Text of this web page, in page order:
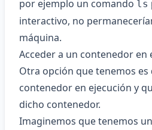
por ejemplo un comando ls
interactivo, no
máquina.
Acceder a un contenedor en
Otra opción que tenemos
contenedor en ejecución y
dicho contenedor.
Imaginemos que tenemos